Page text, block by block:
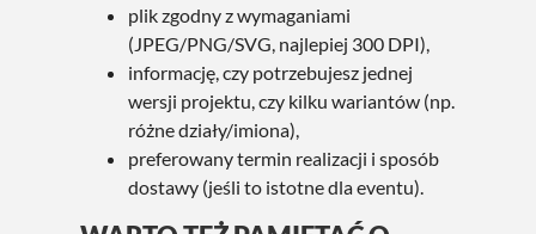
plik zgodny z wymaganiami
(JPEG/PNG/SVG, najlepiej 300 DPI),
informację, czy potrzebujesz jednej
wersji projektu, czy kilku wariantów (np.
różne działy/imiona),
preferowany termin realizacji i sposób
dostawy (jeśli to istotne dla eventu).